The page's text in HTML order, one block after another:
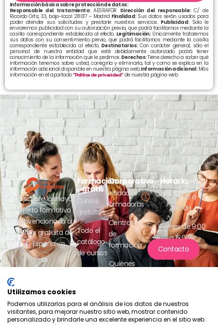
Información básica sobre protección de datos:
Responsable del tratamiento:AESRAFOR Dirección del responsable:C/ de
Ricardo Ortiz, 33, bajo-local 28017 – Madrid Finalidad:Sus datos serán usados para
poder atender sus solicitudes y prestarle nuestros servicios. Publicidad:Solo le
enviaremos publicidad con su autorización previa, que podrá facilitarnos mediante la
casilla correspondiente establecida al efecto. Legitimación:Únicamente trataremos
sus datos con su consentimiento previo, que podrá facilitarnos mediante la casilla
correspondiente establecida al efecto.Destinatarios:Con carácter general, sólo el
personal de nuestra entidad que esté debidamente autorizado podrá tener
conocimiento de la información que le pedimos.Derechos:Tiene derecho a saber qué
información tenemos sobre usted, corregirla y eliminarla, tal y como se explica en la
información adicional disponible en nuestra página web.Información adicional:Más
información en el apartado“Política de privacidad”de nuestra página web
Descubre la mayor
oferta formativa
subvencionada al
100% y gratuita de
España.
Formación
gratis
Cursos
gratuitos
Todo el
catálogo
de cursos
Corporativo
Entidades
formadoras
Centros
de
formación
Quiénes
Horario
Lunes a jueves
de 9:00 a
18:00H
Viernes de 9:00
a 15:00H
Contacto
Utilizamos cookies
Podemos utilizarlas para el análisis de los datos de nuestros
visitantes, para mejorar nuestro sitio web, mostrar contenido
personalizado y brindarle una excelente experiencia en el sitio web.